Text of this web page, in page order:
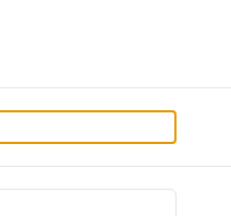
ソックス
ラダー・マーカー